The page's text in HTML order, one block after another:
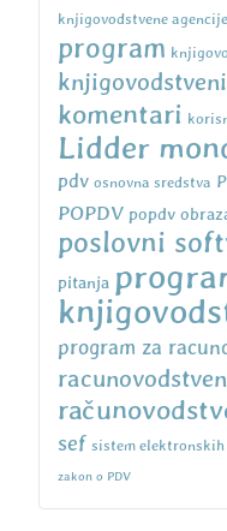
knjigovodstvene agencije
program
komentari
Lidder
pdv osnovna sredstva
POPDV popdv
poslovni
pitanja
program za
sef sistem
zakon o PDV